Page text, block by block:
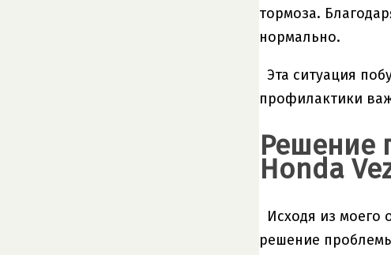
тормоза.
нормально.
Эта ситуация
профилактики
Решение
Honda
Исходя из моего
решение